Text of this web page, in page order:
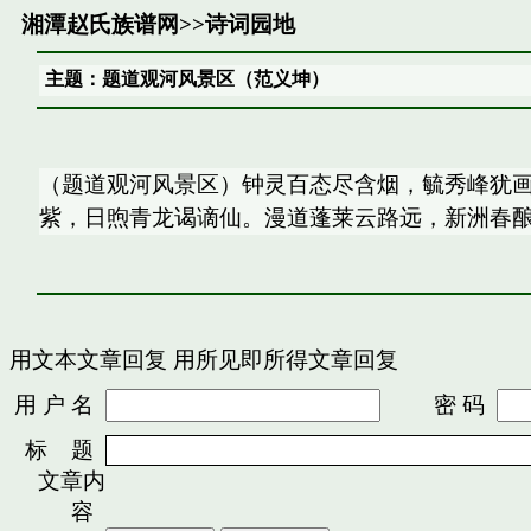
湘潭赵氏族谱网>>诗词园地
主题：题道观河风景区（范义坤）
（题道观河风景区）钟灵百态尽含烟，毓秀峰
紫，日煦青龙谒谪仙。漫道蓬莱云路远，新洲春
用文本文章回复 用所见即所得文章回复
用 户 名
密 码
标 题
文章内
容